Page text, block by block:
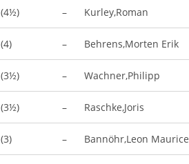
(4½) – Kurley,Roman
(4) – Behrens,Morten Erik
(3½) – Wachner,Philipp
(3½) – Raschke,Joris
(3) – Bannöhr,Leon Maurice